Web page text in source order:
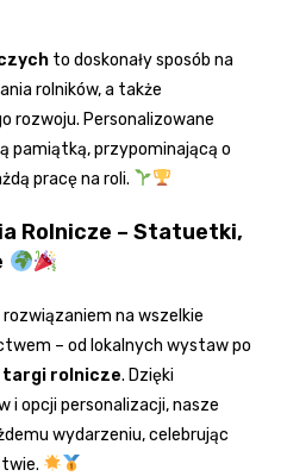
to doskonały sposób na
rolników, a także
rozwoju. Personalizowane
pamiątką, przypominającą o
pracę na roli.
Rolnicze – Statuetki,
na wszelkie
– od lokalnych wystaw po
targi rolnicze. Dzięki
i opcji personalizacji, nasze
wydarzeniu, celebrując